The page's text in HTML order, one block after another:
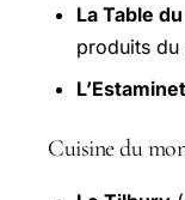
La Table
produits du
L’Estaminet
Cuisine du